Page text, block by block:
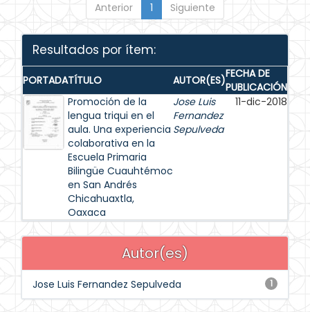
Anterior 1 Siguiente
Resultados por ítem:
PORTADATÍTULO AUTOR(ES)FECHA DE
PUBLICACIÓN
Promoción de la
lengua triqui en el
aula. Una experiencia
colaborativa en la
Escuela Primaria
Bilingüe Cuauhtémoc
en San Andrés
Chicahuaxtla,
Oaxaca
Jose Luis
Fernandez
Sepulveda
11-dic-2018
Autor(es)
1
Jose Luis Fernandez Sepulveda